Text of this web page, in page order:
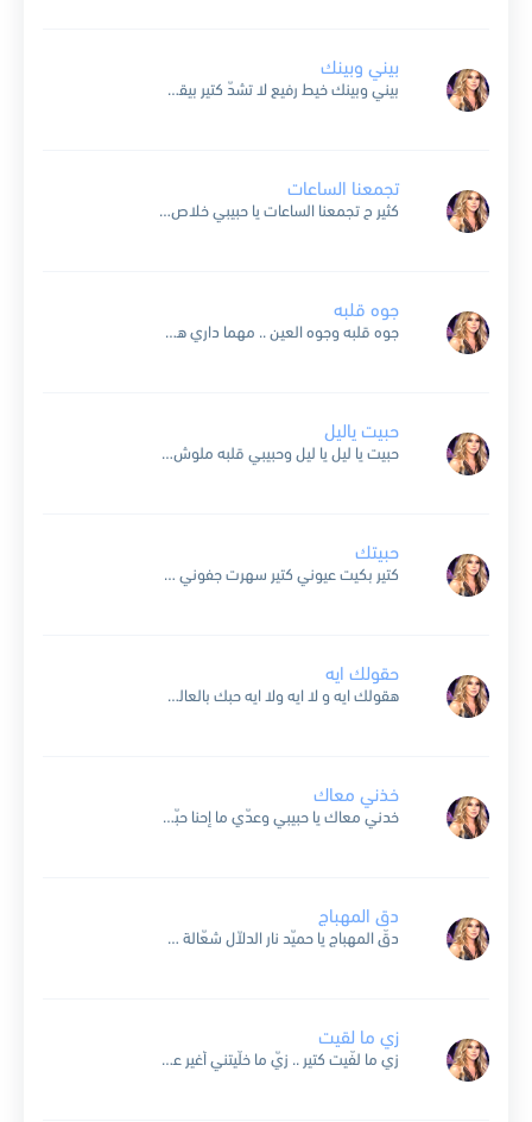
بيني وبينك
بيني وبينك خيط رفيع لا تشدّ كتير بيقطع ولا تخلّي الأحلام تضيع لو ضاعت صعبة ترجع مش وقتها نعاتب ونعدّ ونذكر أسباب الزعل ولا وقتها نرخي ونشدّ وننسى أيّام الغزل...
تجمعنا الساعات
كثير ح تجمعنا الساعات يا حبيبي خلاص ح ترتاح الآهات يا حبيبي معاك لقيت عمري اللي فات يا حبيبي داريت هواك طول السنين يا حبيبي لقيت معذّبني الحنين يا حبيبي...
جوه قلبه
جوه قلبه وجوه العين .. مهما داري هواه ناسي مين خلينا ساكتين .. كل ده أنا فاهماه وبيتقل والتقل سياسة.. والكلمة يردها بغلاسة ياما عاني من ليله وياما قاسي .....
حبيت ياليل
حبيت يا ليل يا ليل وحبيبي قلبه ملوش مثيل محلى الغرام قرب وخصام واشتقت قربه والشوق جميل ودي حال الحب وعشاقه واهل الهوى لما اشتاقو دي حال الحب وعشاقو واهل...
حبيتك
كتير بكيت عيوني كتير سهرت جفوني كتير عيونك لاموني كتير .. كتير روق ما تزعل مني روق أوعى تظلمني روق حاجي تقهرني روق .. روق من أول نظرة إستحليتك و...
حقولك ايه
هقولك ايه و لا ايه ولا ايه حبك بالعالم وكل اللي فيه و لا غير هواك أنا بحلم بيه ده أكتر ما بحلم عايشه أنا فيه هقولك ايه و لا...
خذني معاك
خدني معاك يا حبيبي وعدّي ما إحنا حبّينا ودّيني على فين ما تودّي دنيا لوحدينا نمليها أشواق حبايب نشبك إيدينا نحفظها في إيدينا ده ما جاب علينا خدني لو أي...
دق المهباج
دقّ المهباج يا حميّد نار الدلاّل شعّالة من درب الضيف لا تحيّد مرّت عالحيّ خيّالة دقّ المهباج و إسقيني وزيد الجمرة يا قهوة من طعم سنيني زايد مرّة و عطّر...
زي ما لقيت
زي ما لفّيت كتير .. زيّ ما خلّيتني أغير عمرك ما ح تعرف تختار .. ح تعيش تايه بالأفكار و تلفّ الدنيا و تحتار .. و ح ترجع تاني ليّا...